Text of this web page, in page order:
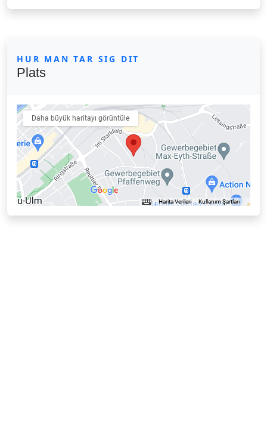
HUR MAN TAR SIG DIT
Plats